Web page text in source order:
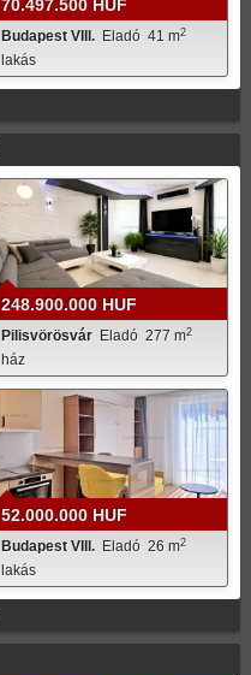
70.497.500 HUF
Budapest VIII. Eladó 41 m2
lakás
248.900.000 HUF
Pilisvörösvár Eladó 277 m2
ház
52.000.000 HUF
Budapest VIII. Eladó 26 m2
lakás